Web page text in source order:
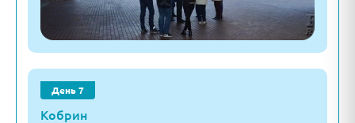
День 7
Кобрин